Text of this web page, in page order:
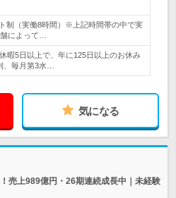
制（実働8時間）※上記時間帯の中で実
によって…
暇5日以上で、年に125日以上のお休み
毎月第3水…
気になる
売上989億円・26期連続成長中｜未経験